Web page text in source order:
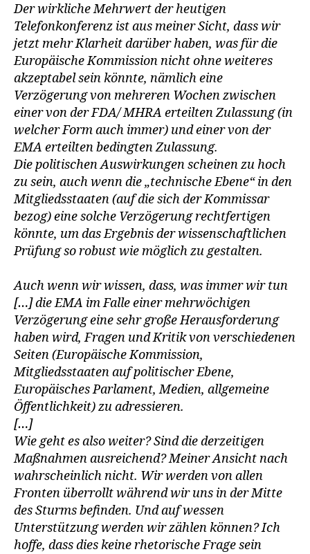
Der wirkliche Mehrwert der heutigen
Telefonkonferenz ist aus meiner Sicht, dass wir
jetzt mehr Klarheit darüber haben, was für die
Europäische Kommission nicht ohne weiteres
akzeptabel sein könnte, nämlich eine
Verzögerung von mehreren Wochen zwischen
einer von der FDA/ MHRA erteilten Zulassung (in
welcher Form auch immer) und einer von der
EMA erteilten bedingten Zulassung.
Die politischen Auswirkungen scheinen zu hoch
zu sein, auch wenn die „technische Ebene“ in den
Mitgliedsstaaten (auf die sich der Kommissar
bezog) eine solche Verzögerung rechtfertigen
könnte, um das Ergebnis der wissenschaftlichen
Prüfung so robust wie möglich zu gestalten.
Auch wenn wir wissen, dass, was immer wir tun
[…] die EMA im Falle einer mehrwöchigen
Verzögerung eine sehr große Herausforderung
haben wird, Fragen und Kritik von verschiedenen
Seiten (Europäische Kommission,
Mitgliedsstaaten auf politischer Ebene,
Europäisches Parlament, Medien, allgemeine
Öffentlichkeit) zu adressieren.
[…]
Wie geht es also weiter? Sind die derzeitigen
Maßnahmen ausreichend? Meiner Ansicht nach
wahrscheinlich nicht. Wir werden von allen
Fronten überrollt während wir uns in der Mitte
des Sturms befinden. Und auf wessen
Unterstützung werden wir zählen können? Ich
hoffe, dass dies keine rhetorische Frage sein